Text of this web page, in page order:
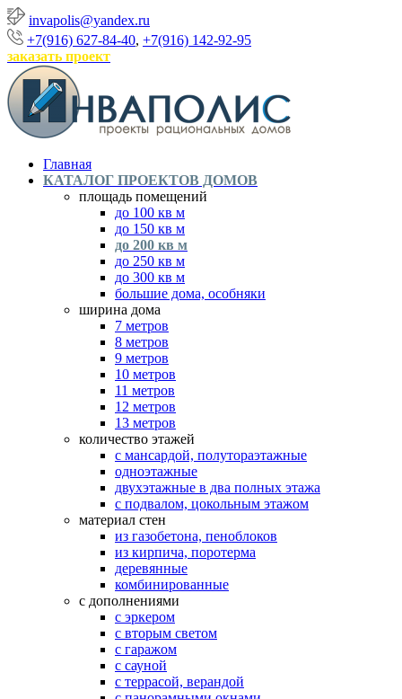
invapolis@yandex.ru
+7(916) 627-84-40, +7(916) 142-92-95
заказать проект
Главная
КАТАЛОГ ПРОЕКТОВ ДОМОВ
площадь помещений
до 100 кв м
до 150 кв м
до 200 кв м
до 250 кв м
до 300 кв м
большие дома, особняки
ширина дома
7 метров
8 метров
9 метров
10 метров
11 метров
12 метров
13 метров
количество этажей
с мансардой, полутораэтажные
одноэтажные
двухэтажные в два полных этажа
с подвалом, цокольным этажом
материал стен
из газобетона, пеноблоков
из кирпича, поротерма
деревянные
комбинированные
с дополнениями
с эркером
с вторым светом
с гаражом
с сауной
с террасой, верандой